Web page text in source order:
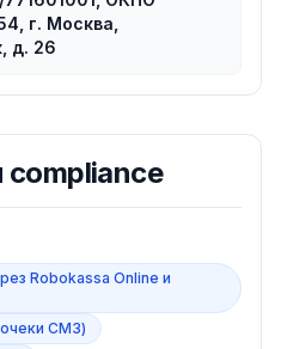
г. Москва,
д. 26
compliance
Robokassa Online и
СМЗ)